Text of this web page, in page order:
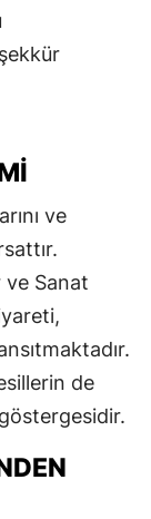
ve
ve Sanat
de